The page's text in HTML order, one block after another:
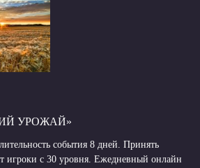
УРОЖАЙ»
события 8 дней. Принять
игроки с 30 уровня. Ежедневный онлайн